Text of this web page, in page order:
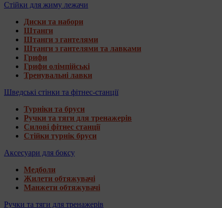
Стійки для жиму лежачи
Диски та набори
Штанги
Штанги з гантелями
Штанги з гантелями та лавками
Грифи
Грифи олімпійські
Тренувальні лавки
Шведські стінки та фітнес-станції
Турніки та бруси
Ручки та тяги для тренажерів
Силові фітнес станції
Стійки турнік бруси
Аксесуари для боксу
Медболи
Жилети обтяжувачі
Манжети обтяжувачі
Ручки та тяги для тренажерів